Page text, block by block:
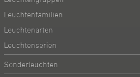
Leuchtenfamilien
Leuchtenarten
Leuchtenserien
Sonderleuchten